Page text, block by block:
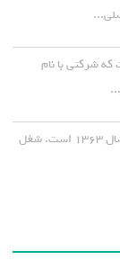
شرکتی با نام
مجید معین متولد ۱۷ مرداد ماه سال ۱۳۶۳ است. شغل